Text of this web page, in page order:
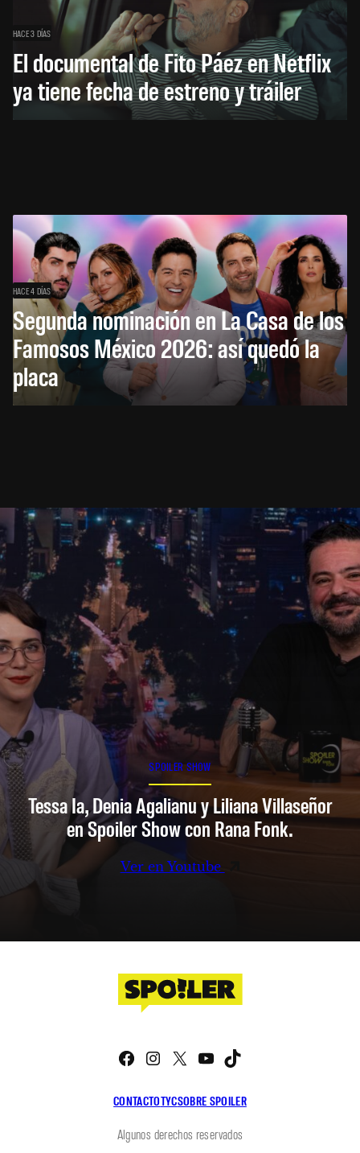
HACE 3 DÍAS
El documental de Fito Páez en Netflix
ya tiene fecha de estreno y tráiler
HACE 4 DÍAS
Segunda nominación en La Casa de los
Famosos México 2026: así quedó la
placa
SPOILER SHOW
Tessa Ia, Denia Agalianu y Liliana Villaseñor
en Spoiler Show con Rana Fonk.
Ver en Youtube
CONTACTOTYCSOBRE SPOILER
Facebook
Instagram
X YouTube
Algunos derechos reservados